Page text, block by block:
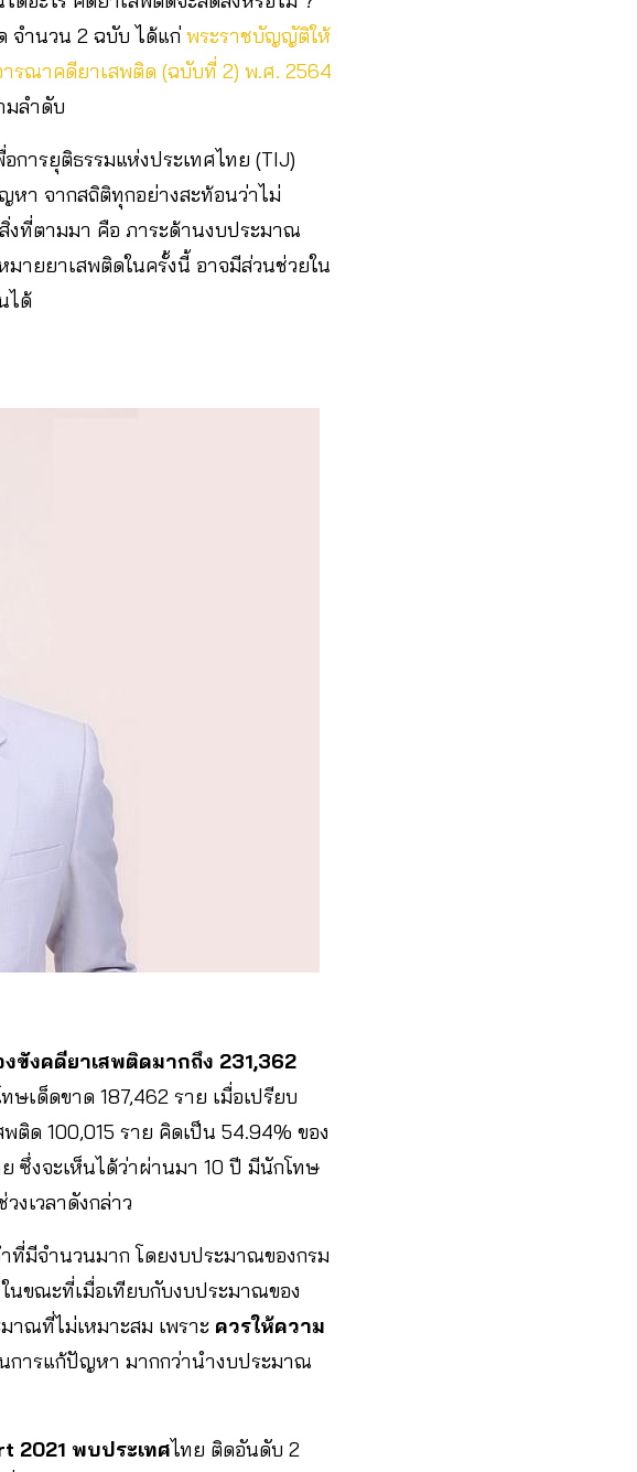
จำนวน 2 ฉบับ ได้แก่ พระราชบัญญัติให้
รณาคดียาเสพติด (ฉบับที่ 2) พ.ศ. 2564
มลำดับ
การยุติธรรมแห่งประเทศไทย (TIJ)
า จากสถิติทุกอย่างสะท้อนว่าไม่
งที่ตามมา คือ ภาระด้านงบประมาณ
ายยาเสพติดในครั้งนี้ อาจมีส่วนช่วยใน
ได้
ขังคดียาเสพติดมากถึง 231,362
เด็ดขาด 187,462 ราย เมื่อเปรียบ
ติด 100,015 ราย คิดเป็น 54.94% ของ
ซึ่งจะเห็นได้ว่าผ่านมา 10 ปี มีนักโทษ
วงเวลาดังกล่าว
ที่มีจำนวนมาก โดยงบประมาณของกรม
นขณะที่เมื่อเทียบกับงบประมาณของ
าณที่ไม่เหมาะสม เพราะ ควรให้ความ
นการแก้ปัญหา มากกว่านำงบประมาณ
2021 พบประเทศไทย ติดอันดับ 2